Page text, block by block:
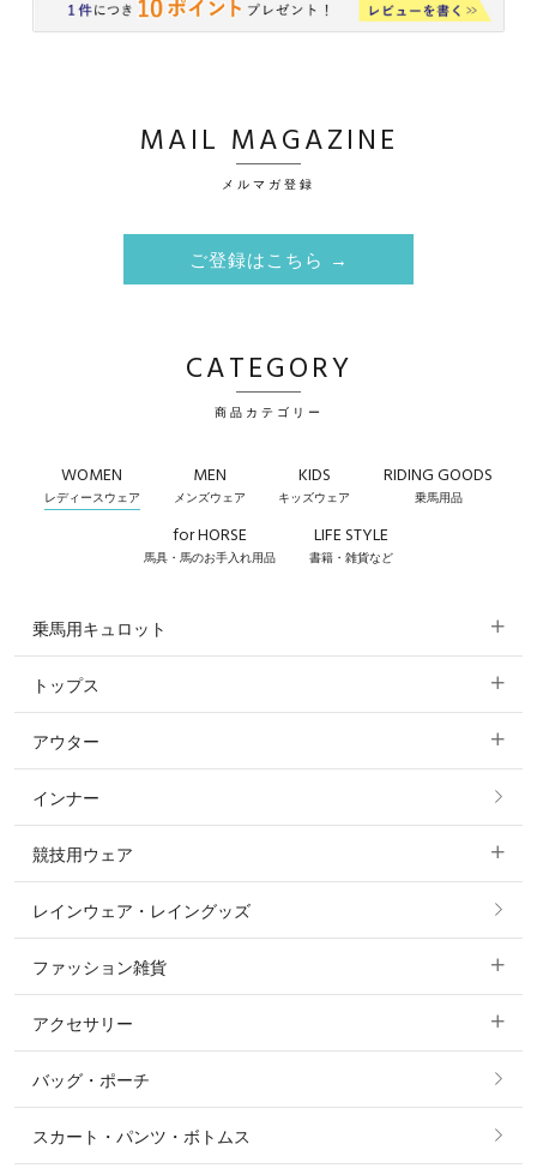
MAIL MAGAZINE
メルマガ登録
ご登録はこちら →
CATEGORY
商品カテゴリー
WOMEN
レディースウェア
MEN
メンズウェア
KIDS
キッズウェア
RIDING GOODS
乗馬用品
for HORSE
馬具・馬のお手入れ用品
LIFE STYLE
書籍・雑貨など
乗馬用キュロット
すべてのキュロット
フルグリップ・尻革 キュロット
ニーグリップ・膝革 キュロット
トップス
すべてのトップス
ポロシャツ
カットソー・Tシャツ・タンクトップ
ニット・セーター
シャツ・ブラウス・ワンピース
アウター
すべてのアウター
コート
ジャケット・ブルゾン
インナー
競技用ウェア
すべての競技用ウェア
ショージャケット
ショーシャツ
レインウェア・レイングッズ
ファッション雑貨
すべてのファッション雑貨
ソックス
ベルト
アクセサリー
すべてのアクセサリー
リング
バッグ・ポーチ
スカート・パンツ・ボトムス